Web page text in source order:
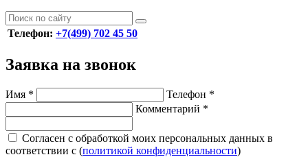
Телефон: +7(499) 702 45 50
Заявка на звонок
Имя * Телефон *
Комментарий *
Согласен с обработкой моих персональных данных в
соответствии с (политикой конфиденциальности)